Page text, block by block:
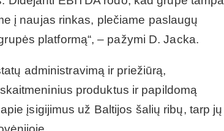
į naujas rinkas, plečiame paslaugų
platformą“, – pažymi D. Jacka.
administravimą ir priežiūrą,
produktus ir papildomą
įsigijimus už Baltijos šalių ribų, tarp jų